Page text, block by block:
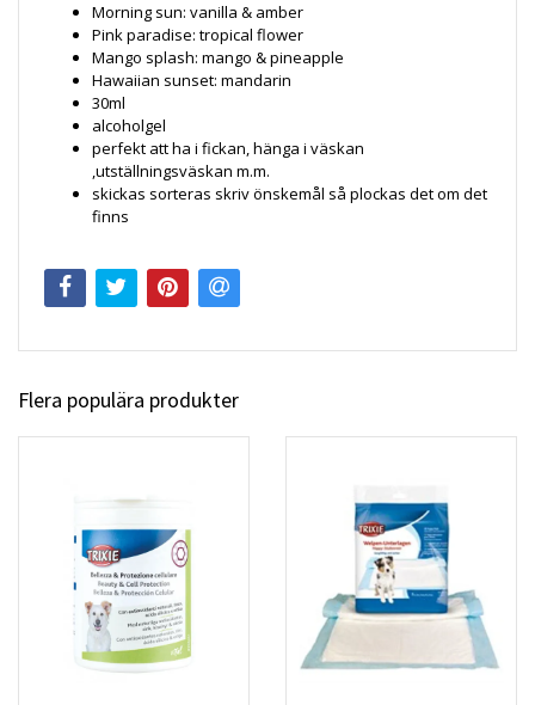
Morning sun: vanilla & amber
Pink paradise: tropical flower
Mango splash: mango & pineapple
Hawaiian sunset: mandarin
30ml
alcoholgel
perfekt att ha i fickan, hänga i väskan
,utställningsväskan m.m.
skickas sorteras skriv önskemål så plockas det om det
finns
Flera populära produkter